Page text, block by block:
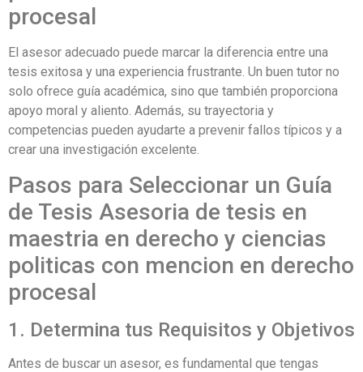
procesal
El asesor adecuado puede marcar la diferencia entre una
tesis exitosa y una experiencia frustrante. Un buen tutor no
solo ofrece guía académica, sino que también proporciona
apoyo moral y aliento. Además, su trayectoria y
competencias pueden ayudarte a prevenir fallos típicos y a
crear una investigación excelente.
Pasos para Seleccionar un Guía
de Tesis Asesoria de tesis en
maestria en derecho y ciencias
politicas con mencion en derecho
procesal
1. Determina tus Requisitos y Objetivos
Antes de buscar un asesor, es fundamental que tengas